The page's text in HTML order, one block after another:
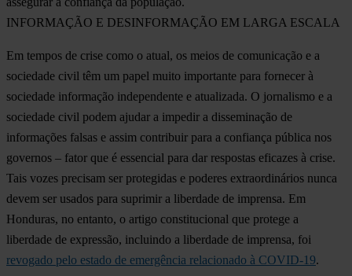
INFORMAÇÃO E DESINFORMAÇÃO EM LARGA ESCALA
Em tempos de crise como o atual, os meios de comunicação e a
sociedade civil têm um papel muito importante para fornecer à
sociedade informação independente e atualizada. O jornalismo e a
sociedade civil podem ajudar a impedir a disseminação de
informações falsas e assim contribuir para a confiança pública nos
governos – fator que é essencial para dar respostas eficazes à crise.
Tais vozes precisam ser protegidas e poderes extraordinários nunca
devem ser usados para suprimir a liberdade de imprensa. Em
Honduras, no entanto, o artigo constitucional que protege a
liberdade de expressão, incluindo a liberdade de imprensa, foi
revogado pelo estado de emergência relacionado à COVID-19.